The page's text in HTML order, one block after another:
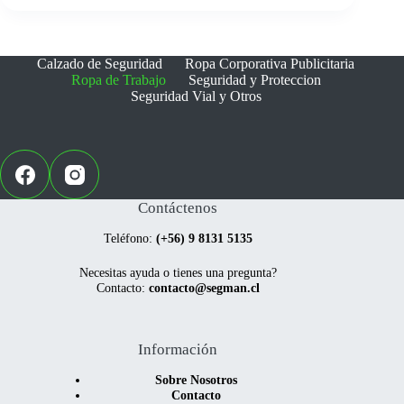
elegir
en
la
elegir
en
la
página
Calzado de Seguridad
Ropa Corporativa Publicitaria
Ropa de Trabajo
Seguridad y Proteccion
Seguridad Vial y Otros
Contáctenos
Teléfono: (+56) 9 8131 5135
Necesitas ayuda o tienes una pregunta?
Contacto: contacto@segman.cl
Información
Sobre Nosotros
Contacto